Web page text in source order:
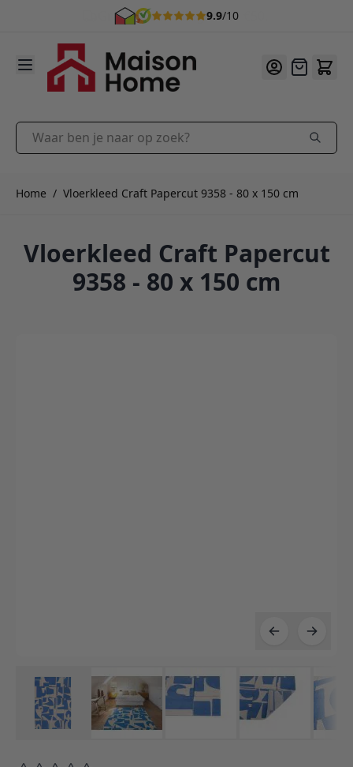
9.9/10
Ga naar de inhoud
Offerte
Waar ben je naar op zoek?
Home / Vloerkleed Craft Papercut 9358 - 80 x 150 cm
Vloerkleed Craft Papercut
9358 - 80 x 150 cm